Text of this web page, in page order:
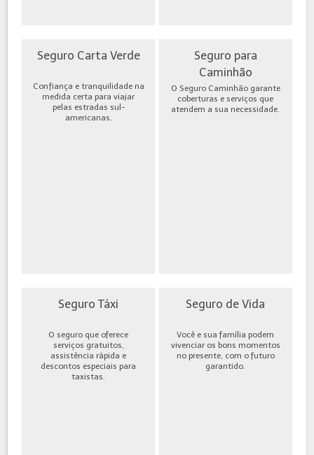
Seguro Carta Verde
Confiança e tranquilidade na
medida certa para viajar
pelas estradas sul-
americanas.
Seguro para
Caminhão
O Seguro Caminhão garante
coberturas e serviços que
atendem a sua necessidade.
Seguro Táxi
O seguro que oferece
serviços gratuitos,
assistência rápida e
descontos especiais para
taxistas.
Seguro de Vida
Você e sua família podem
vivenciar os bons momentos
no presente, com o futuro
garantido.